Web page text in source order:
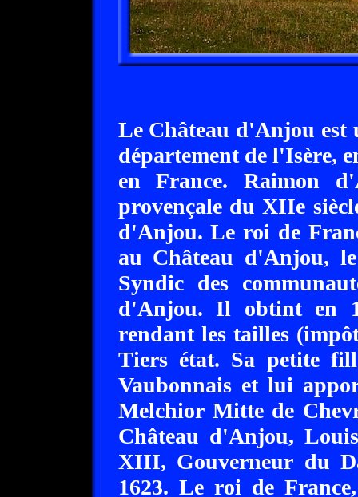
Le Château d'Anjou est
département de l'Isère,
en France. Raimon
provençale du XIIe
d'Anjou. Le roi de
au Château d'Anjou,
Syndic des
d'Anjou. Il obtint en
rendant les tailles
Tiers état. Sa petite
Vaubonnais et lui
Melchior Mitte de
Château d'Anjou,
XIII, Gouverneur du
1623. Le roi de